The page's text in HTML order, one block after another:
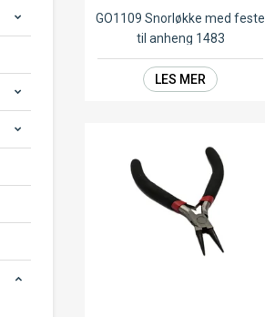
GO1109 Snorløkke med feste
til anheng 1483
LES MER